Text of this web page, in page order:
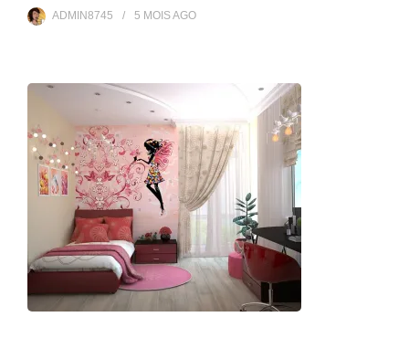
ADMIN8745 5 MOISAGO